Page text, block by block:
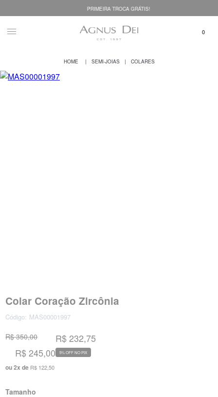
PRIMEIRA TROCA GRÁTIS!
SEMI-JOIAS COLARES
Colar Coração Zircônia
Código: MAS00001997
R$ 350,00
R$ 245,00
ou2x de R$ 122,50
R$ 232,75
5% OFF NO PIX
Tamanho